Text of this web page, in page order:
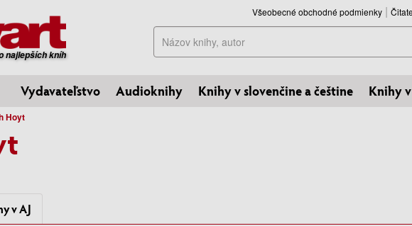
najlepších kníh
Všeobecné obchodné podmienky
Hľadať
Vydavateľstvo Audioknihy Knihy v slovenčine a češtine Knihy
Hoyt
v AJ